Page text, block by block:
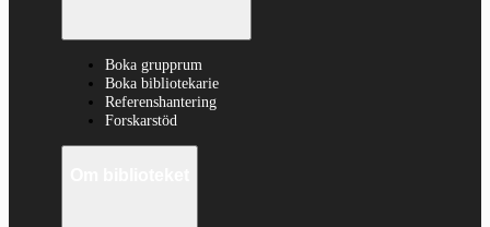
Boka grupprum
Boka bibliotekarie
Referenshantering
Forskarstöd